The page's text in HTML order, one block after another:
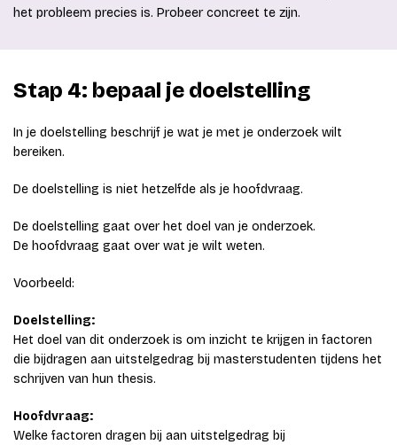
het probleem precies is. Probeer concreet te zijn.
Stap 4: bepaal je doelstelling
In je doelstelling beschrijf je wat je met je onderzoek wilt
bereiken.
De doelstelling is niet hetzelfde als je hoofdvraag.
De doelstelling gaat over het doel van je onderzoek.
De hoofdvraag gaat over wat je wilt weten.
Voorbeeld:
Doelstelling:
Het doel van dit onderzoek is om inzicht te krijgen in factoren
die bijdragen aan uitstelgedrag bij masterstudenten tijdens het
schrijven van hun thesis.
Hoofdvraag:
Welke factoren dragen bij aan uitstelgedrag bij